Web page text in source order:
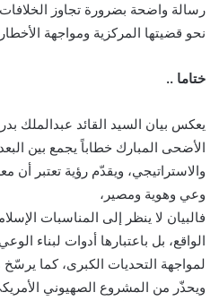
رسالة واضحة بضرورة تجاوز الخلافات
نحو قضيتها المركزية ومواجهة
ختاما ..
يعكس بيان السيد القائد عبدالملك
الأضحى المبارك خطاباً يجمع بين
والاستراتيجي، ويقدّم رؤية تعتبر أن
وعي وهوية ومصير،
فالبيان لا ينظر إلى المناسبات
الواقع، بل باعتبارها أدوات لبناء
لمواجهة التحديات الكبرى، كما يرسّخ
ويحذّر من المشروع الصهيوني